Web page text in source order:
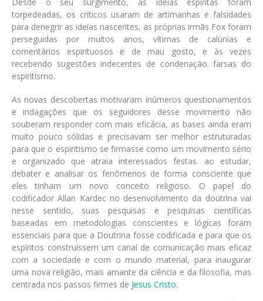
Desde o seu surgimento, as ideias espíritas foram
torpedeadas, os críticos usaram de artimanhas e falsidades
para denegrir as ideias nascentes, as próprias irmãs Fox foram
perseguidas por muitos anos, vítimas de calúnias e
comentários espirituosos e de mau gosto, e às vezes
recebendo sugestões indecentes de condenação. farsas do
espiritismo.
As novas descobertas motivaram inúmeros questionamentos
e indagações que os seguidores desse movimento não
souberam responder com mais eficácia, as bases ainda eram
muito pouco sólidas e precisavam ser melhor estruturadas
para que o espiritismo se firmasse como um movimento sério
e organizado que atraia interessados festas. ao estudar,
debater e analisar os fenômenos de forma consciente que
eles tinham um novo conceito religioso. O papel do
codificador Allan Kardec no desenvolvimento da doutrina vai
nesse sentido, suas pesquisas e pesquisas científicas
baseadas em metodologias conscientes e lógicas foram
essenciais para que a Doutrina fosse codificada e para que os
espíritos construíssem um canal de comunicação mais eficaz
com a sociedade e com o mundo material, para inaugurar
uma nova religião, mais amante da ciência e da filosofia, mas
centrada nos passos firmes de Jesus Cristo.